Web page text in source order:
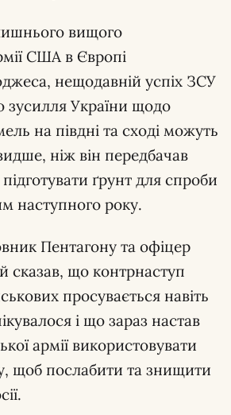
вищого
США в Європі
нещодавній успіх ЗСУ
зусилля України щодо
на півдні та сході можуть
ніж він передбачав
підготувати ґрунт для спроби
наступного року.
Пентагону та офіцер
сказав, що контрнаступ
просувається навіть
і що зараз настав
армії використовувати
щоб послабити та знищити